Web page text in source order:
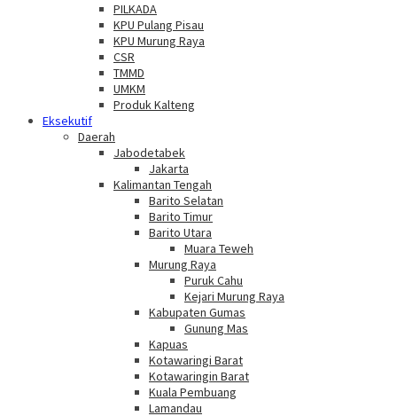
PILKADA
KPU Pulang Pisau
KPU Murung Raya
CSR
TMMD
UMKM
Produk Kalteng
Eksekutif
Daerah
Jabodetabek
Jakarta
Kalimantan Tengah
Barito Selatan
Barito Timur
Barito Utara
Muara Teweh
Murung Raya
Puruk Cahu
Kejari Murung Raya
Kabupaten Gumas
Gunung Mas
Kapuas
Kotawaringi Barat
Kotawaringin Barat
Kuala Pembuang
Lamandau